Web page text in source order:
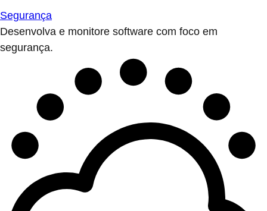
Segurança
Desenvolva e monitore software com foco em
segurança.